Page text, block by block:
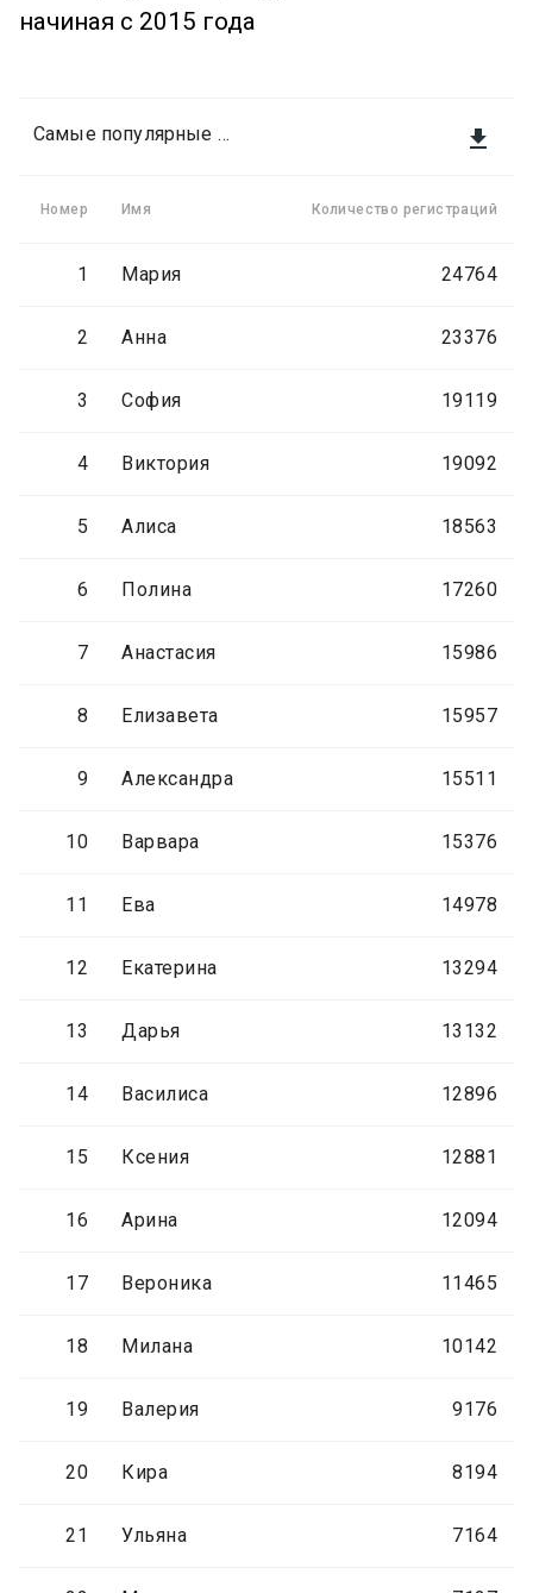
начиная с 2015 года

Самые популярные женские имена
Номер Имя Количество регистраций
1 Мария 24764
2 Анна 23376
3 София 19119
4 Виктория 19092
5 Алиса 18563
6 Полина 17260
7 Анастасия 15986
8 Елизавета 15957
9 Александра 15511
10 Варвара 15376
11 Ева 14978
12 Екатерина 13294
13 Дарья 13132
14 Василиса 12896
15 Ксения 12881
16 Арина 12094
17 Вероника 11465
18 Милана 10142
19 Валерия 9176
20 Кира 8194
21 Ульяна 7164